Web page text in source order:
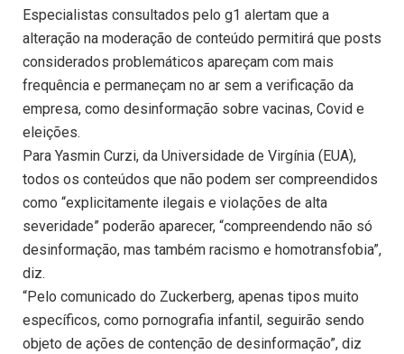
Especialistas consultados pelo g1 alertam que a
alteração na moderação de conteúdo permitirá que posts
considerados problemáticos apareçam com mais
frequência e permaneçam no ar sem a verificação da
empresa, como desinformação sobre vacinas, Covid e
eleições.
Para Yasmin Curzi, da Universidade de Virgínia (EUA),
todos os conteúdos que não podem ser compreendidos
como “explicitamente ilegais e violações de alta
severidade” poderão aparecer, “compreendendo não só
desinformação, mas também racismo e homotransfobia”,
diz.
“Pelo comunicado do Zuckerberg, apenas tipos muito
específicos, como pornografia infantil, seguirão sendo
objeto de ações de contenção de desinformação”, diz